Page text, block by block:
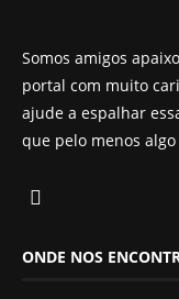
Somos amigos
portal com muito
ajude a espalhar
que pelo menos
ONDE NOS